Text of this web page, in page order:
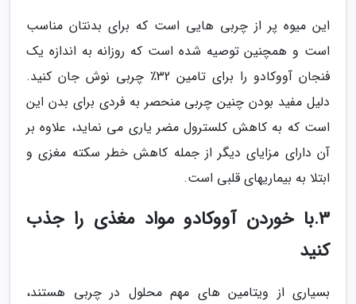
این میوه پر از چربی هایی است که برای بدنتان مناسب
است و همچنین توصیه شده است که روزانه به اندازه یک
فنجان آووکادو را برای تامین 32٪ چربی نوش جان کنید.
دلیل مفید بودن چنین چربی منحصر به فردی برای بدن این
است که به کاهش کلسترول مضر یاری می نماید، علاوه بر
آن دارای مزایای دیگر از جمله کاهش خطر سکته مغزی و
ابتلا به بیماریهای قلبی است.
3.با خوردن آووکادو مواد مغذی را جذب
کنید
بسیاری از ویتامین های مهم محلول در چربی هستند،